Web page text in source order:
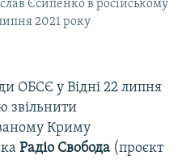
Єсипенко в російському
2021 року
ОБСЄ у Відні 22 липня
звільнити
Криму
Радіо Свобода (проєкт